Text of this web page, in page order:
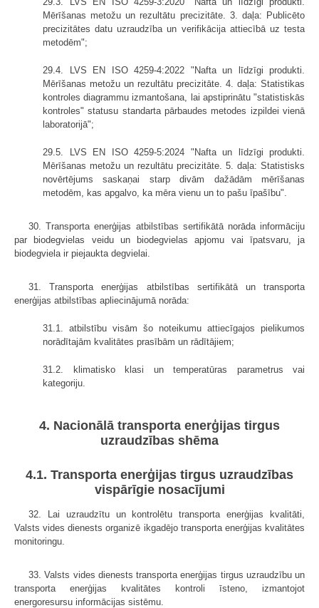
Mērīšanas metožu un rezultātu precizitāte. 3. daļa: Publicēto
precizitātes datu uzraudzība un verifikācija attiecībā uz testa
metodēm";
29.4. LVS EN ISO 4259-4:2022 "Nafta un līdzīgi produkti.
Mērīšanas metožu un rezultātu precizitāte. 4. daļa: Statistikas
kontroles diagrammu izmantošana, lai apstiprinātu "statistiskās
kontroles" statusu standarta pārbaudes metodes izpildei vienā
laboratorijā";
29.5. LVS EN ISO 4259-5:2024 "Nafta un līdzīgi produkti.
Mērīšanas metožu un rezultātu precizitāte. 5. daļa: Statistisks
novērtējums saskaņai starp divām dažādām mērīšanas
metodēm, kas apgalvo, ka mēra vienu un to pašu īpašību".
30. Transporta enerģijas atbilstības sertifikātā norāda informāciju
par biodegvielas veidu un biodegvielas apjomu vai īpatsvaru, ja
biodegviela ir piejaukta degvielai.
31. Transporta enerģijas atbilstības sertifikātā un transporta
enerģijas atbilstības apliecinājumā norāda:
31.1. atbilstību visām šo noteikumu attiecīgajos pielikumos
norādītajām kvalitātes prasībām un rādītājiem;
31.2. klimatisko klasi un temperatūras parametrus vai
kategoriju.
4. Nacionālā transporta enerģijas tirgus
uzraudzības shēma
4.1. Transporta enerģijas tirgus uzraudzības
vispārīgie nosacījumi
32. Lai uzraudzītu un kontrolētu transporta enerģijas kvalitāti,
Valsts vides dienests organizē ikgadējo transporta enerģijas kvalitātes
monitoringu.
33. Valsts vides dienests transporta enerģijas tirgus uzraudzību un
transporta enerģijas kvalitātes kontroli īsteno, izmantojot
energoresursu informācijas sistēmu.